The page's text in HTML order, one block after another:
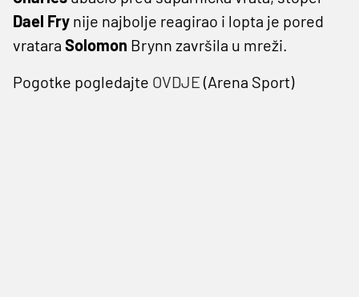
Dael Fry nije najbolje reagirao i lopta je pored
vratara Solomon Brynn završila u mreži.
Pogotke pogledajte OVDJE (Arena Sport)